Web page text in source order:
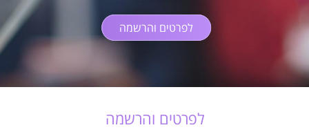
לפרטים והרשמה
לפרטים והרשמה